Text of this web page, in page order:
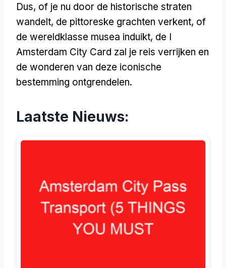
Dus, of je nu door de historische straten
wandelt, de pittoreske grachten verkent, of
de wereldklasse musea induikt, de I
Amsterdam City Card zal je reis verrijken en
de wonderen van deze iconische
bestemming ontgrendelen.
Laatste Nieuws: